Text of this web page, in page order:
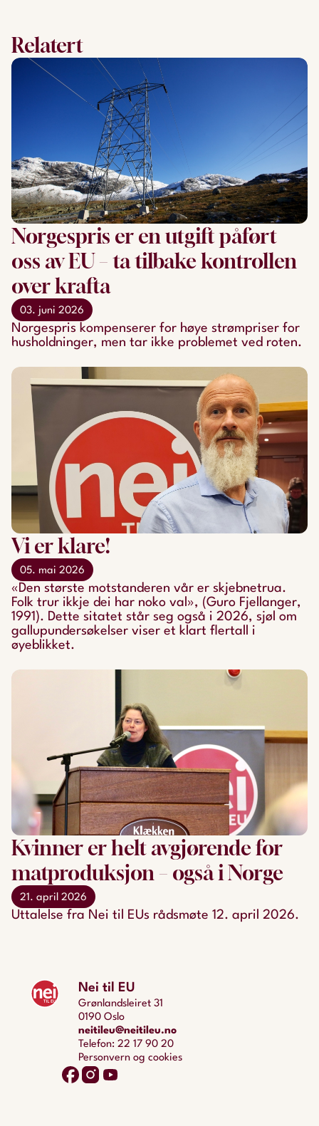
Relatert
Norgespris er en utgift påført
oss av EU – ta tilbake kontrollen
over krafta
03. juni 2026
Norgespris kompenserer for høye strømpriser for
husholdninger, men tar ikke problemet ved roten.
Vi er klare!
05. mai 2026
«Den største motstanderen vår er skjebnetrua.
Folk trur ikkje dei har noko val», (Guro Fjellanger,
1991). Dette sitatet står seg også i 2026, sjøl om
gallupundersøkelser viser et klart flertall i
øyeblikket.
Kvinner er helt avgjørende for
matproduksjon – også i Norge
21. april 2026
Uttalelse fra Nei til EUs rådsmøte 12. april 2026.
Nei til EU
Grønlandsleiret 31
0190 Oslo
neitileu@neitileu.no
Telefon: 22 17 90 20
Personvern og cookies